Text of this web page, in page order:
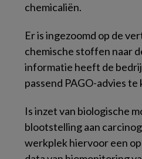
chemicaliën.
Er is ingezoomd op de
chemische stoffen naar
informatie heeft de
passend PAGO-advies te
Is inzet van biologische
blootstelling aan
werkplek hiervoor een